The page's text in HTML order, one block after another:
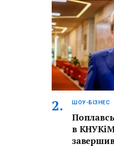
ШОУ-БІЗНЕС
в